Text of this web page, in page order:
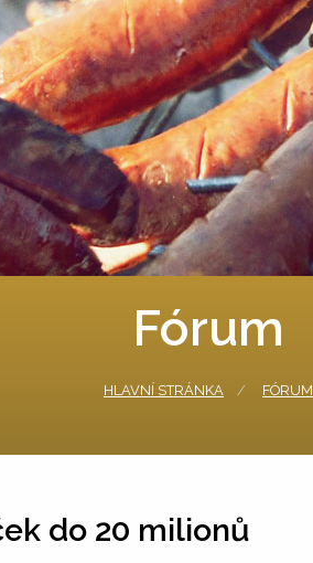
Fórum
HLAVNÍ STRÁNKA FÓRUM
do 20 milionů